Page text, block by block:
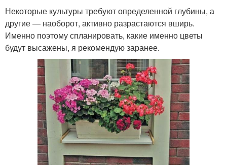
Некоторые культуры требуют определенной глубины, а
другие — наоборот, активно разрастаются вширь.
Именно поэтому спланировать, какие именно цветы
будут высажены, я рекомендую заранее.